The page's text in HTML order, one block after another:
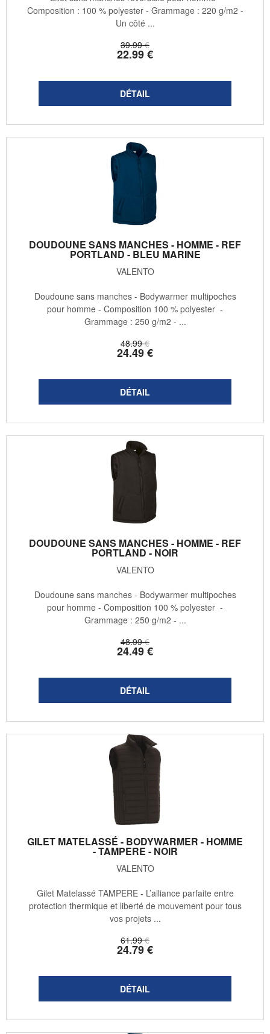
39.99 €
22.99€
Composition : 100 % polyester - Grammage : 220 g/m2 -
Un côté ...
DOUDOUNE SANS MANCHES - HOMME - REF
PORTLAND - BLEU MARINE
VALENTO
48.99 €
24.49€
Doudoune sans manches - Bodywarmer multipoches
pour homme - Composition 100 % polyester -
Grammage : 250 g/m2 - ...
DOUDOUNE SANS MANCHES - HOMME - REF
PORTLAND - NOIR
VALENTO
48.99 €
24.49€
Doudoune sans manches - Bodywarmer multipoches
pour homme - Composition 100 % polyester -
Grammage : 250 g/m2 - ...
GILET MATELASSÉ - BODYWARMER - HOMME
- TAMPERE - NOIR
VALENTO
61.99 €
24.79€
Gilet Matelassé TAMPERE - L’alliance parfaite entre
protection thermique et liberté de mouvement pour tous
vos projets ...